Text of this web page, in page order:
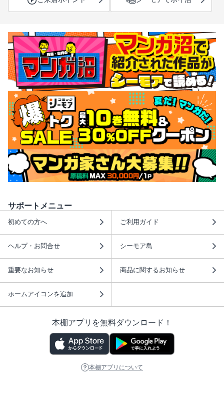
サポートメニュー
初めての方へ ご利用ガイド
ヘルプ・お問合せ シーモア島
重要なお知らせ 商品に関するお知らせ
ホームアイコンを追加
本棚アプリを無料ダウンロード！
本棚アプリについて